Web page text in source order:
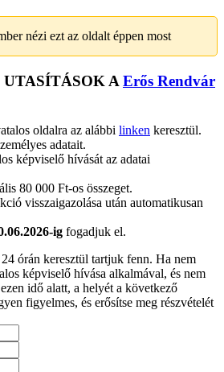
nézi ezt az oldalt éppen most
A Erős Rendvár
oldalra az alábbi linken keresztül.
adatait.
képviselő hívását az adatai
80 000 Ft-os összeget.
visszaigazolása után automatikusan
ig fogadjuk el.
órán keresztül tartjuk fenn. Ha nem
képviselő hívása alkalmával, és nem
idő alatt, a helyét a következő
figyelmes, és erősítse meg részvételét